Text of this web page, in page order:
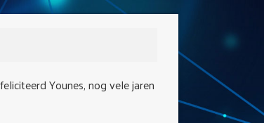
Younes, nog vele jaren